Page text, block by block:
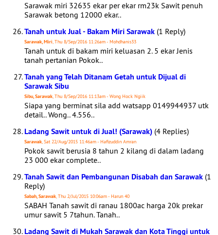
Sarawak miri 32635 ekar per ekar rm23k Sawit penuh
Sarawak betong 12000 ekar..
Tanah untuk Jual - Bakam Miri Sarawak (1 Reply)
Sarawak, Miri, Thu 8/Sep/2016 11:26am - Mohdhanis33
Tanah untuk di bakam miri keluasan 2. 5 ekar Jenis
tanah pertanian Pokok..
Tanah yang Telah Ditanam Getah untuk Dijual di
Sarawak Sibu
Sibu, Sarawak, Thu 8/Sep/2016 11:13am - Wong Hock Ngiik
Siapa yang berminat sila add watsapp 0149944937 utk
detail.. Wong.. 4.556..
Ladang Sawit untuk di Jual! (Sarawak) (4 Replies)
Sarawak, Sat 22/Aug/2015 11:46am - Hafizuddin Amran
Pokok sawit berusia 8 tahun 2 kilang di dalam ladang
23 000 ekar complete..
Tanah Sawit dan Pembangunan Disabah dan Sarawak (1
Reply)
Sabah, Sarawak, Thu 2/Jul/2015 10:06am - Harun 40
SABAH Tanah sawit di ranau 1800ac harga 20k prekar
umur sawit 5 7tahun. Tanah..
Ladang Sawit di Mukah Sarawak dan Kota Tinggi untuk